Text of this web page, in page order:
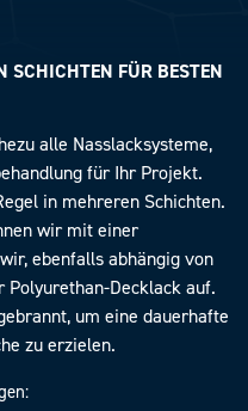
SCHICHTEN FÜR BESTEN
alle Nasslacksysteme,
für Ihr Projekt.
in mehreren Schichten.
wir mit einer
ebenfalls abhängig von
Polyurethan-Decklack auf.
um eine dauerhafte
zu erzielen.